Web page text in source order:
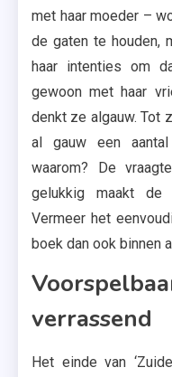
met haar moeder –
de gaten te houden,
haar intenties om
gewoon met haar
denkt ze algauw. Tot
al gauw een
waarom? De
gelukkig maakt de
Vermeer het
boek dan ook binnen
verrassend
Het einde van